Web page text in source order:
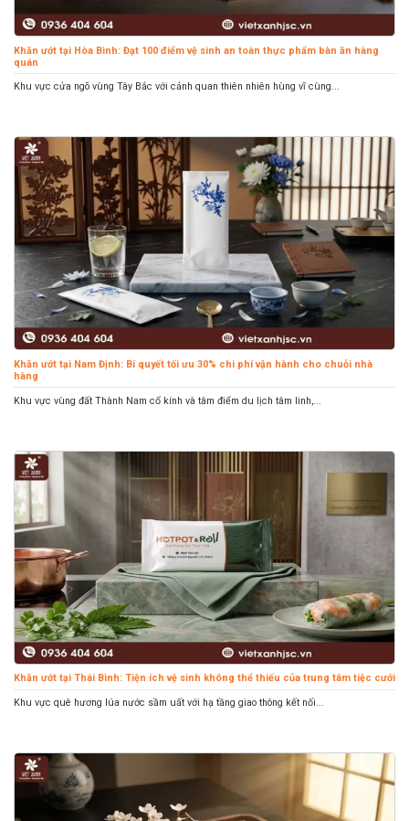
Khăn ướt tại Hòa Bình: Đạt 100 điểm vệ sinh an toàn thực phẩm bàn ăn hàng
quán
Khu vực cửa ngõ vùng Tây Bắc với cảnh quan thiên nhiên hùng vĩ cùng...
Khăn ướt tại Nam Định: Bí quyết tối ưu 30% chi phí vận hành cho chuỗi nhà
hàng
Khu vực vùng đất Thành Nam cổ kính và tâm điểm du lịch tâm linh,...
Khăn ướt tại Thái Bình: Tiện ích vệ sinh không thể thiếu của trung tâm tiệc cưới
Khu vực quê hương lúa nước sầm uất với hạ tầng giao thông kết nối...